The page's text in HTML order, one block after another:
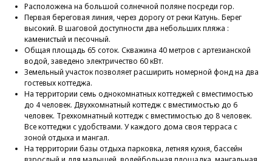
Расположена на большой солнечной поляне посреди гор.
Первая береговая линия, через дорогу от реки Катунь. Берег
высокий. В шаговой доступности два небольших пляжа :
каменистый и песочный.
Общая площадь 65 соток. Скважина 40 метров с артезианской
водой, заведено электричество 60 кВт.
Земельный участок позволяет расширить номерной фонд на два
гостевых коттеджа.
На территории семь однокомнатных коттеджей с вместимостью
до 4 человек. Двухкомнатный коттедж с вместимостью до 6
человек. Трехкомнатный коттедж с вместимостью до 8 человек.
Все коттеджи с удобствами. У каждого дома своя терраса с
зоной отдыха и мангал.
На территории базы отдыха парковка, летняя кухня, бассейн